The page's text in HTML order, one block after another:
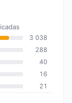
9,7
3 038
288
40
16
21